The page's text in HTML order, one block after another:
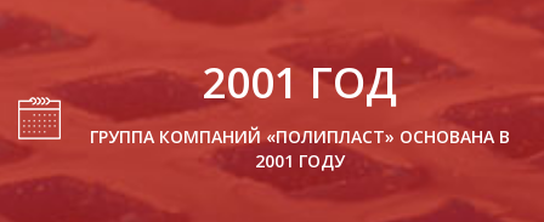
2001ГОД
ГРУППА КОМПАНИЙ «ПОЛИПЛАСТ» ОСНОВАНА В
2001 ГОДУ